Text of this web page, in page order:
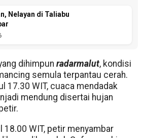
Nelayan di Taliabu
dihimpun radarmalut, kondisi
semula terpantau cerah.
17.30 WIT, cuaca mendadak
mendung disertai hujan
18.00 WIT, petir menyambar